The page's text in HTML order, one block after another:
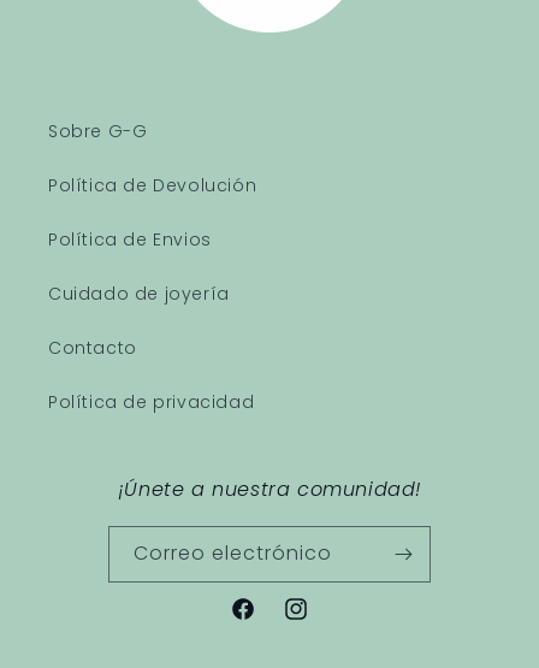
Sobre G-G
Política de Devolución
Política de Envios
Cuidado de joyería
Contacto
Política de privacidad
¡Únete a nuestra comunidad!
Correo electrónico
FacebookInstagram